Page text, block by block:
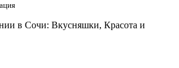
в Сочи: Вкусняшки, Красота и